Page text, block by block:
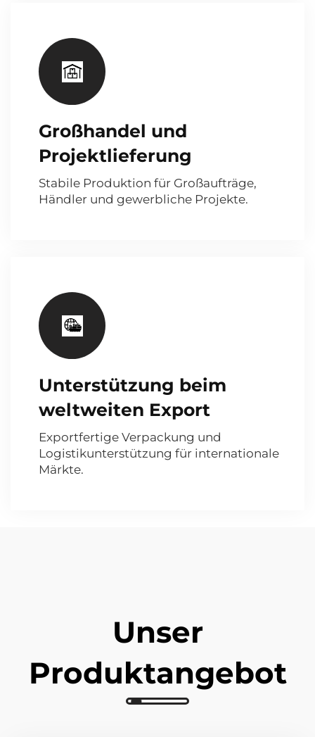
Großhandel und
Projektlieferung
Stabile Produktion für Großaufträge,
Händler und gewerbliche Projekte.
Unterstützung beim
weltweiten Export
Exportfertige Verpackung und
Logistikunterstützung für internationale
Märkte.
Unser
Produktangebot